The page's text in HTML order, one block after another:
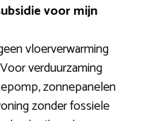
voor mijn
vloerverwarming
verduurzaming
zonnepanelen
zonder fossiele